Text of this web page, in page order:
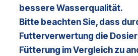
bessere Wasserqualität.
Bitte beachten Sie, dass
Futterverwertung die
Fütterung im Vergleich zu